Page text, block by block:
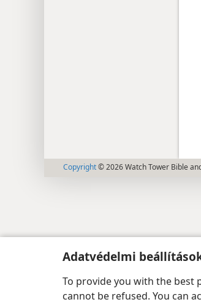
Adatvédelmi
To provide you with the best
cannot be refused. You can
Copyright© 2026 Watch Tower Bible